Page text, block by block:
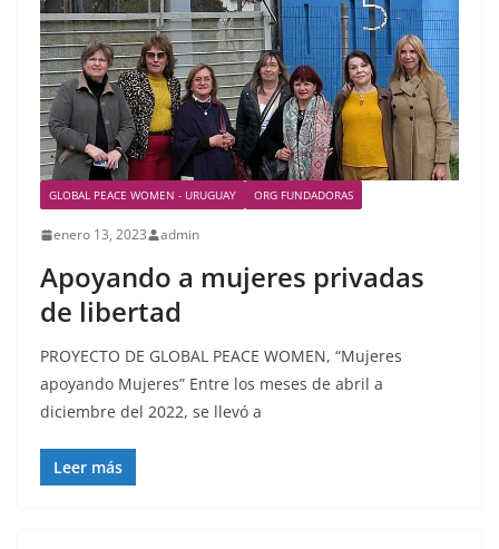
GLOBAL PEACE WOMEN - URUGUAY ORG FUNDADORAS
enero 13, 2023 admin
Apoyando a mujeres privadas
de libertad
PROYECTO DE GLOBAL PEACE WOMEN, “Mujeres
apoyando Mujeres” Entre los meses de abril a
diciembre del 2022, se llevó a
Leer más